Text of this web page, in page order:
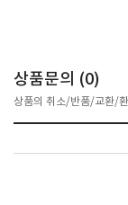
상품문의 (0)
상품의 취소/반품/교환/